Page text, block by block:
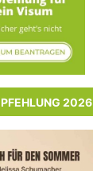
2026